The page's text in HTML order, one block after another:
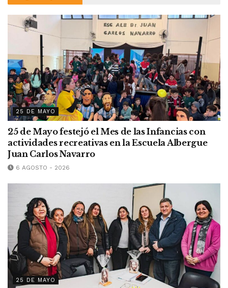
25 DE MAYO
25 de Mayo festejó el Mes de las Infancias con
actividades recreativas en la Escuela Albergue
Juan Carlos Navarro
6 AGOSTO - 2026
25 DE MAYO